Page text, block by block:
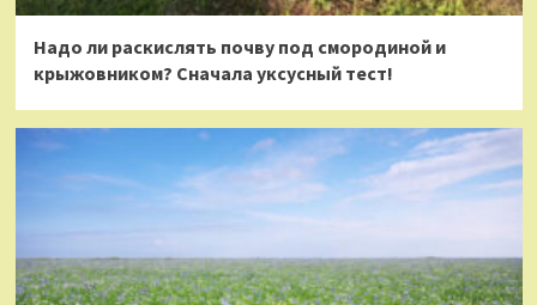
Надо ли раскислять почву под смородиной и
крыжовником? Сначала уксусный тест!